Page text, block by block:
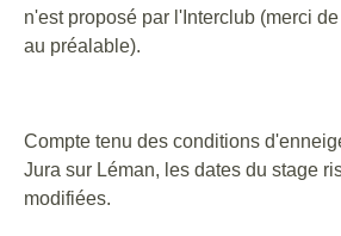
n'est proposé par l'Interclub (merci
au préalable).
Compte tenu des conditions
Jura sur Léman, les dates du stage
modifiées.